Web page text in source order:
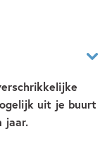
uit je buurt
jaar.